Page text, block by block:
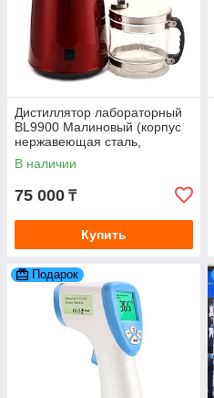
Дистиллятор лабораторный
BL9900 Малиновый (корпус
нержавеющая сталь,
стеклянная ёмкость)
В наличии
75 000 ₸
Купить
Подарок